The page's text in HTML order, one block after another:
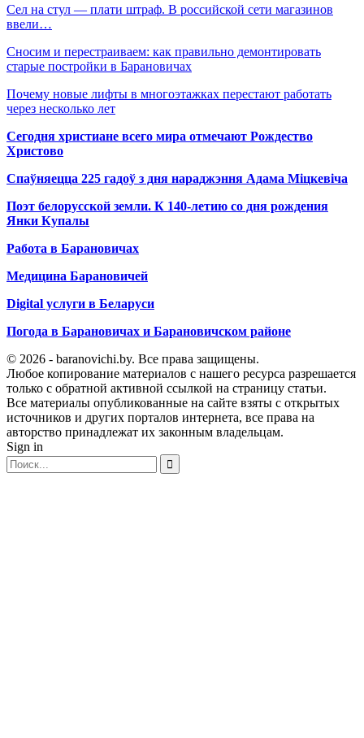
Сел на стул — плати штраф. В российской сети магазинов
ввели…
Сносим и перестраиваем: как правильно демонтировать
старые постройки в Барановичах
Почему новые лифты в многоэтажках перестают работать
через несколько лет
Сегодня христиане всего мира отмечают Рождество
Христово
Спаўняецца 225 гадоў з дня нараджэння Адама Міцкевіча
Поэт белорусской земли. К 140-летию со дня рождения
Янки Купалы
Работа в Барановичах
Медицина Барановичей
Digital услуги в Беларуси
Погода в Барановичах и Барановичском районе
© 2026 - baranovichi.by. Все права защищены.
Любое копирование материалов с нашего ресурса разрешается
только с обратной активной ссылкой на страницу статьи.
Все материалы опубликованные на сайте взяты с открытых
источников и других порталов интернета, все права на
авторство принадлежат их законным владельцам.
Sign in